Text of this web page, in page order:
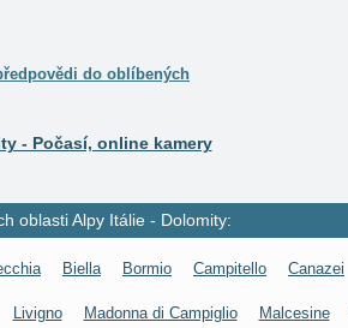
do oblíbených
- Počasí, online kamery
oblasti Alpy Itálie - Dolomity:
Biella Bormio Campitello Canazei
Livigno Madonna di Campiglio Malcesine